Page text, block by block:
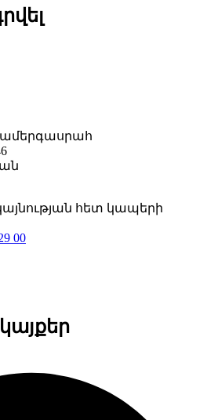
հետ կապերի
00